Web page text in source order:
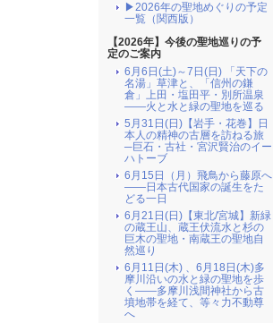
▶2026年の聖地めぐりの予定
一覧（関西版）
【2026年】今後の聖地巡りの予
定のご案内
6月6日(土)～7日(日) 「天下の
名湯」草津と、「信州の鎌
倉」上田・塩田平・別所温泉
――火と水と緑の聖地を巡る
5月31日(日)【岩手・花巻】日
本人の精神の古層を訪ねる旅
─巨石・古社・宮沢賢治のイー
ハトーブ
6月15日（月）飛鳥から藤原へ
――日本古代国家の誕生をた
どる一日
6月21日(日)【東北/宮城】新緑
の蔵王山、蔵王伏流水と杉の
巨木の聖地・南蔵王の聖地自
然巡り
6月11日(木) 、6月18日(木)多
摩川沿いの水と緑の聖地を歩
く――多摩川浅間神社から古
墳地帯を経て、等々力不動尊
へ